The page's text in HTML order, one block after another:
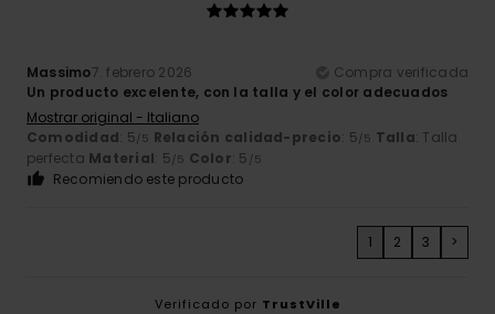
Massimo7. febrero 2026
Compra verificada
Un producto excelente, con la talla y el color adecuados
Mostrar original - Italiano
Comodidad: 5/5 Relación calidad-precio: 5/5 Talla: Talla
perfecta Material: 5/5 Color: 5 /5
Recomiendo este producto
1 2 3 >
Verificado por TrustVille